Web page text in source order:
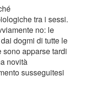
tra i sessi.
no: le
dogmi di tutte le
apparse tardi
novità
susseguitesi